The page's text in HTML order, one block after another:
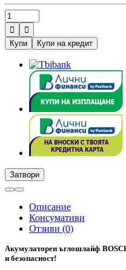


Купи
Купи на кредит
Затвори
Описание
Консумативи
Отзиви (0)
Акумулаторен ъглошлайф
и безопасност!